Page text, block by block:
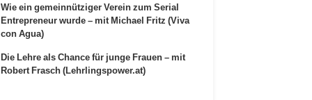
Wie ein gemeinnütziger Verein zum Serial
Entrepreneur wurde – mit Michael Fritz (Viva
con Agua)
Die Lehre als Chance für junge Frauen – mit
Robert Frasch (Lehrlingspower.at)